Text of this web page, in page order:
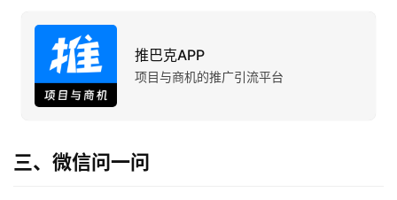
推巴克APP
项目与商机的推广引流平台
三、微信问一问